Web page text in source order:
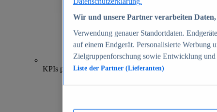
70+
KPIs pro Shop
Wir und unsere Partner verarbeiten
Verwendung genauer Standortdaten.
auf einem Endgerät. Personalisierte Werbung
Zielgruppenforschung sowie Entwicklung
Liste der Partner (Lieferanten)